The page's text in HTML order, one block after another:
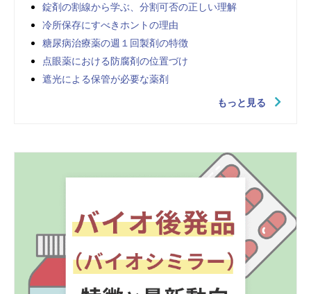
錠剤の割線から学ぶ、分割可否の正しい理解
冷所保存にすべきホントの理由
糖尿病治療薬の週１回製剤の特徴
点眼薬における防腐剤の位置づけ
遮光による保管が必要な薬剤
もっと見る